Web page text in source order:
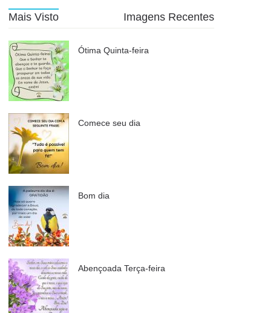
Mais Visto Imagens Recentes
Ótima Quinta-feira
Comece seu dia
Bom dia
Abençoada Terça-feira